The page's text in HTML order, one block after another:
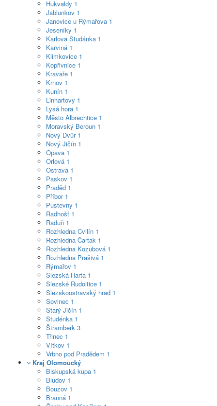
Hukvaldy 1
Jablunkov 1
Janovice u Rýmařova 1
Jeseníky 1
Karlova Studánka 1
Karviná 1
Klimkovice 1
Kopřivnice 1
Kravaře 1
Krnov 1
Kunín 1
Linhartovy 1
Lysá hora 1
Město Albrechtice 1
Moravský Beroun 1
Nový Dvůr 1
Nový Jičín 1
Opava 1
Orlová 1
Ostrava 1
Paskov 1
Praděd 1
Příbor 1
Pustevny 1
Radhošť 1
Raduň 1
Rozhledna Cvilín 1
Rozhledna Čartak 1
Rozhledna Kozubová 1
Rozhledna Prašivá 1
Rýmařov 1
Slezská Harta 1
Slezské Rudoltice 1
Slezskoostravský hrad 1
Sovinec 1
Starý Jičín 1
Studénka 1
Štramberk 3
Třinec 1
Vítkov 1
Vrbno pod Pradědem 1
Kraj Olomoucký
Biskupská kupa 1
Bludov 1
Bouzov 1
Branná 1